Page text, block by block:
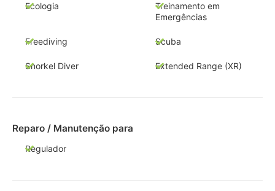
Ecologia
Treinamento em
Emergências
Freediving Scuba
Snorkel Diver Extended Range (XR)
Reparo / Manutenção para
Regulador